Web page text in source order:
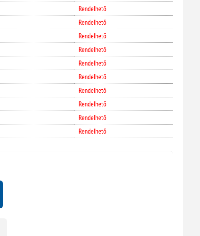
Rendelhető
Rendelhető
Rendelhető
Rendelhető
Rendelhető
Rendelhető
Rendelhető
Rendelhető
Rendelhető
Rendelhető